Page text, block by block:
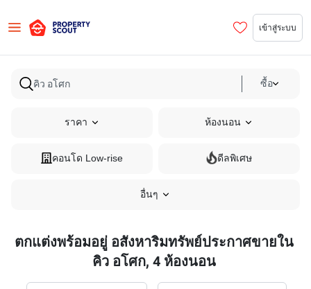
เข้าสู่ระบบ
ซื้อ
ราคา ห้องนอน
คอนโด Low-rise ดีลพิเศษ
อื่นๆ
ตกแต่งพร้อมอยู่ อสังหาริมทรัพย์ประกาศขายใน
คิว อโศก, 4 ห้องนอน